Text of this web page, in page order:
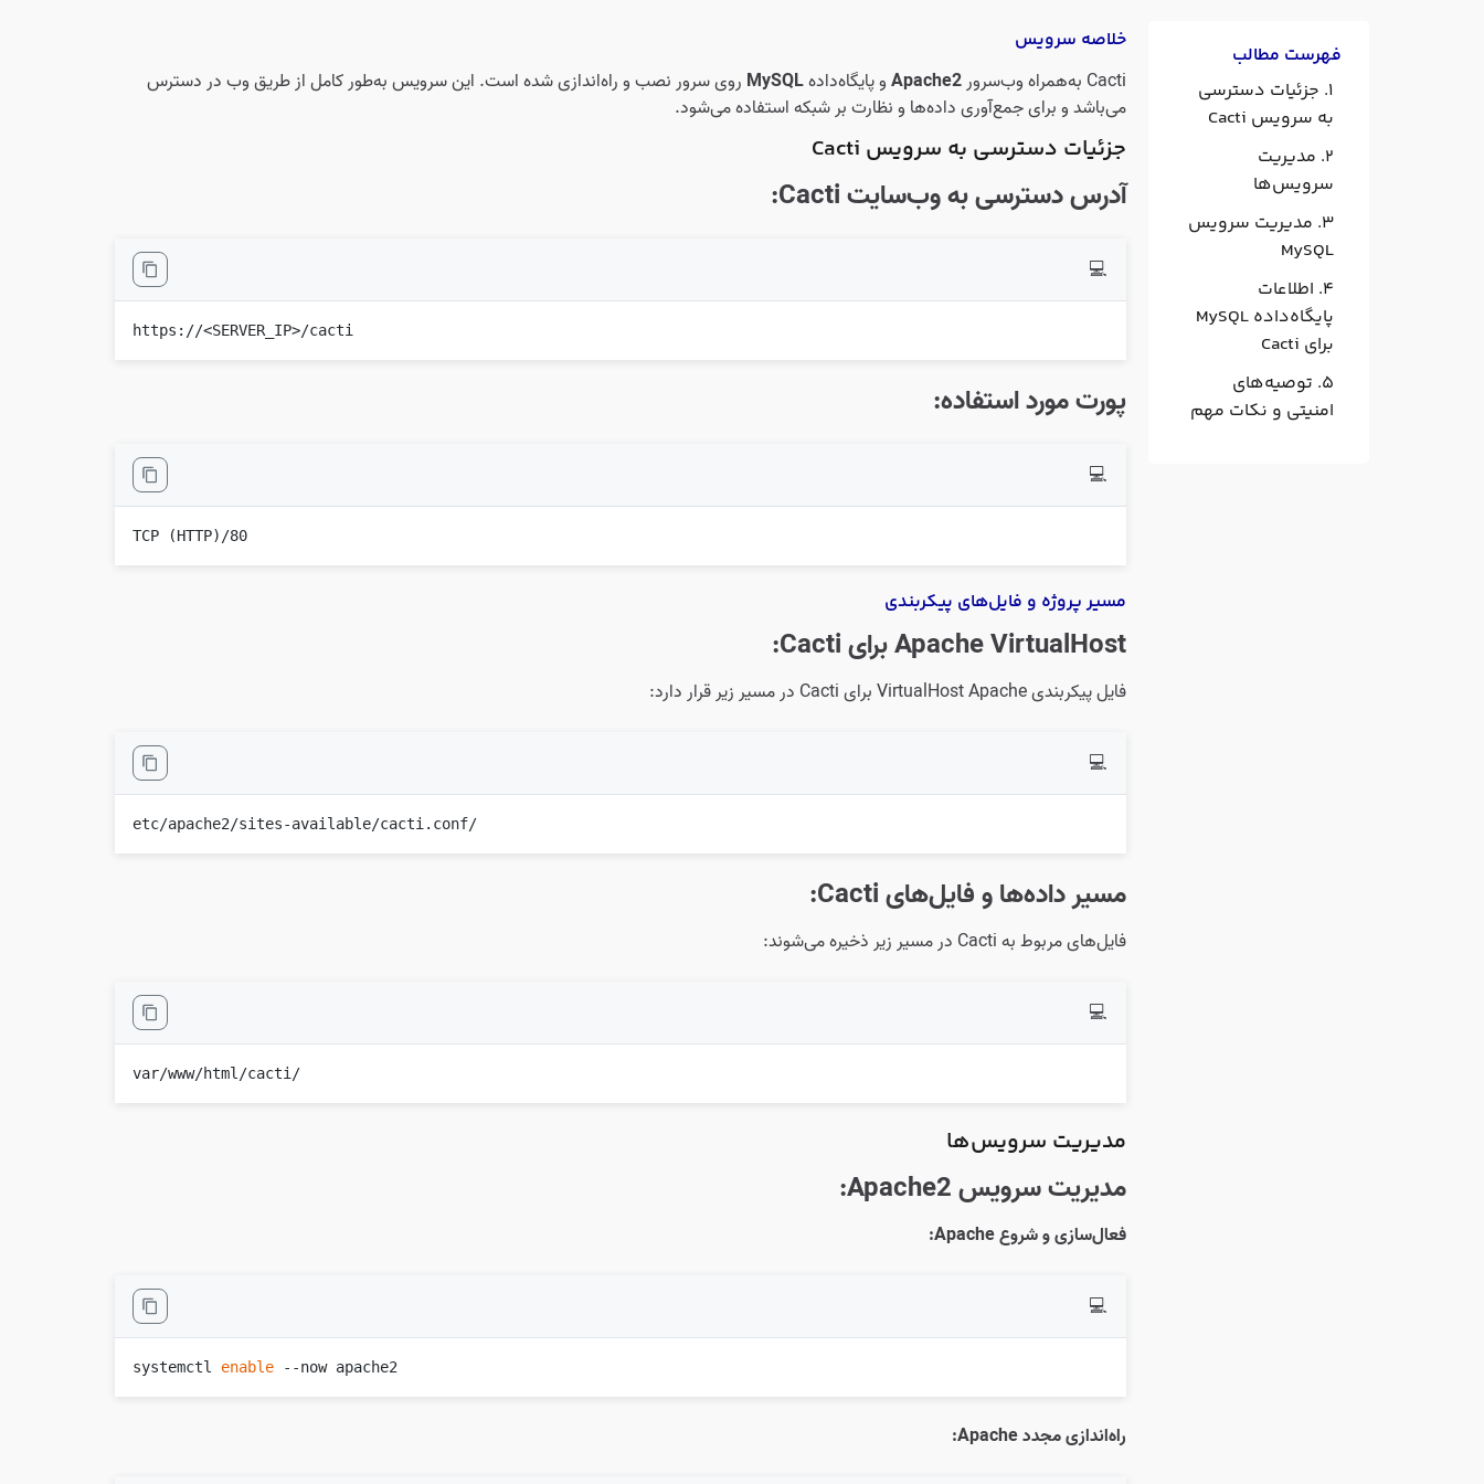
فهرست مطالب
جزئیات دسترسی
به سرویس Cacti
مدیریت
سرویس‌ها
مدیریت سرویس
MySQL
اطلاعات
پایگاه‌داده MySQL
برای Cacti
توصیه‌های
امنیتی و نکات مهم
خلاصه سرویس
Cacti به‌همراه وب‌سرور Apache2و پایگاه‌دادهMySQL روی سرور نصب و راه‌اندازی شده است. این سرویس به‌طور کامل از طریق وب در دسترس
می‌باشد و برای جمع‌آوری داده‌ها و نظارت بر شبکه استفاده می‌شود.
جزئیات دسترسی به سرویس Cacti
آدرس دسترسی به وب‌سایت Cacti:
💻
https://<SERVER_IP>/cacti
پورت مورد استفاده:
💻
80/TCP (HTTP)
مسیر پروژه و فایل‌های پیکربندی
Apache VirtualHost برای Cacti:
فایل پیکربندی VirtualHost Apache برای Cacti در مسیر زیر قرار دارد:
💻
/etc/apache2/sites-available/cacti.conf
مسیر داده‌ها و فایل‌های Cacti:
فایل‌های مربوط به Cacti در مسیر زیر ذخیره می‌شوند:
💻
/var/www/html/cacti
مدیریت سرویس‌ها
مدیریت سرویس Apache2:
فعال‌سازی و شروع Apache:
💻
systemctl enable --now apache2
راه‌اندازی مجدد Apache: